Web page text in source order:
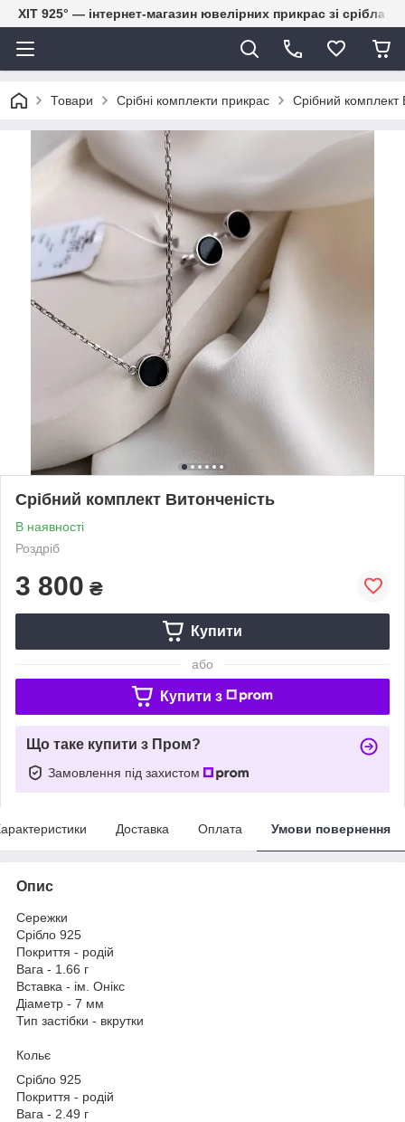
ХІТ 925° — інтернет-магазин ювелірних прикрас зі срібла
Товари Срібні комплекти прикрас Срібний комплект
Срібний комплект Витонченість
В наявності
Роздріб
3 800 ₴
Купити
або
Купити з
Що таке купити з Пром?
Замовлення під захистом
Доставка Оплата Умови повернення
Опис
Сережки
Срібло 925
Покриття - родій
Вага - 1.66 г
Вставка - ім. Онікс
Діаметр - 7 мм
Тип застібки - вкрутки
Кольє
Срібло 925
Покриття - родій
Вага - 2.49 г